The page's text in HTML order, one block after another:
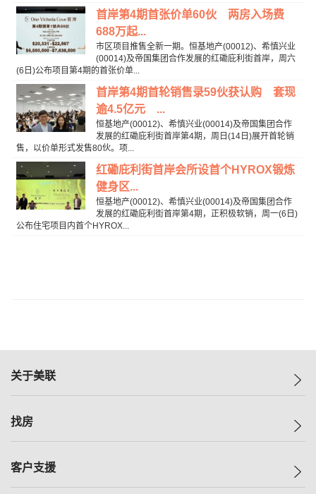
首岸第4期首张价单60伙 两房入场费
688万起...
市区项目推售全新一期。恒基地产(00012)、希慎兴业
(00014)及帝国集团合作发展的红磡庇利街首岸，周六
(6日)公布项目第4期的首张价单...
首岸第4期首轮销售录59伙获认购 套现
逾4.5亿元 ...
恒基地产(00012)、希慎兴业(00014)及帝国集团合作
发展的红磡庇利街首岸第4期，周日(14日)展开首轮销
售，以价单形式发售80伙。项...
红磡庇利街首岸会所设首个HYROX锻炼
健身区...
恒基地产(00012)、希慎兴业(00014)及帝国集团合作
发展的红磡庇利街首岸第4期，正积极软销，周一(6日)
公布住宅项目内首个HYROX...
关于美联
美联集团
人才招募
找房
一手新房
客户支援